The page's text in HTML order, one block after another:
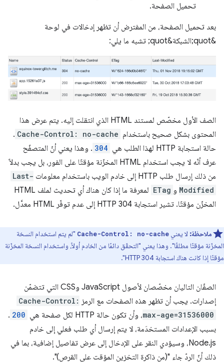
تحميل الصفحة.
بعد تحميل الصفحة، من المفترض أن تظهر إدخالات في لوحة
&quot;الشبكة&quot; تشبه ما يلي:
الصف الأول مخصّص لمستند HTML الذي انتقلت إليه. يتم عرض هذا
المحتوى بشكل صحيح باستخدام Cache-Control: no-cache
.
حالة استجابة HTTP لهذا الطلب هي
304 . وهذا يعني أنّ المتصفّح
عرف أنّه لا يجب استخدام HTML المخزّنة مؤقتًا على الفور، بل يجب بدلاً
من ذلك إرسال طلب HTTP إلى خادم الويب باستخدام معلومات
Last-
Modified و ETag
لمعرفة ما إذا كان هناك أي تحديث لملف HTML
المخزّن مؤقتًا. تشير استجابة HTTP 304 إلى عدم توفّر HTML معدَّل.
ملاحظة: لا يعني Cache-Control: no-cache "لم يتم استخدام النسخة
المخزّنة مؤقتًا مطلقًا". وهذا يعني "التحقّق دائمًا من الخادم أولاً، واستخدام النسخة المخزّنة
مؤقتًا إذا كانت هناك استجابة HTTP 304".
الصفّان التاليان مخصّصان لأصول JavaScript وCSS التي تتضمّن
إصدارات. يجب أن تظهر هذه الصفحات مع الرمز Cache-Control:
max-age=31536000، وأن تكون حالة HTTP لكل صفحة هي 200
.
بسبب الإعدادات المستخدَمة، لا يتم إرسال أي طلب فعلي إلى خادم
Node.js، وسيؤدي النقر على الإدخال إلى عرض تفاصيل إضافية، بما في
ذلك أنّ الردّ جاء "(من ذاكرة التخزين المؤقت على القرص)".